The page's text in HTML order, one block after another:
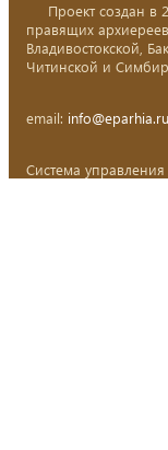
Проект создан в
правящих
Владивостокской,
Читинской и
email: info@eparhia.ru
Система